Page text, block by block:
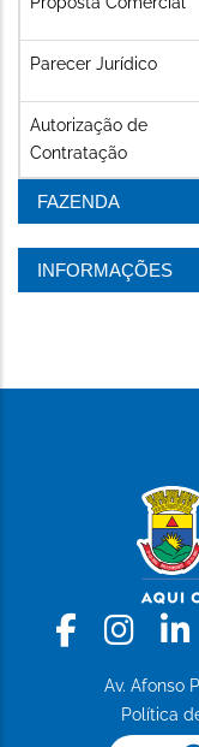
Parecer Jurídico
Autorização de
Contratação
FAZENDA
INFORMAÇÕES
Av. Afonso
Política